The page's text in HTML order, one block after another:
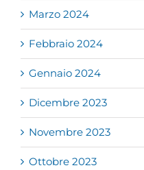
Marzo 2024
Febbraio 2024
Gennaio 2024
Dicembre 2023
Novembre 2023
Ottobre 2023